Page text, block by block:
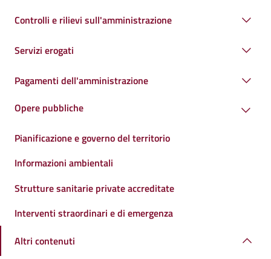
Controlli e rilievi sull'amministrazione
Servizi erogati
Pagamenti dell'amministrazione
Opere pubbliche
Pianificazione e governo del territorio
Informazioni ambientali
Strutture sanitarie private accreditate
Interventi straordinari e di emergenza
Altri contenuti